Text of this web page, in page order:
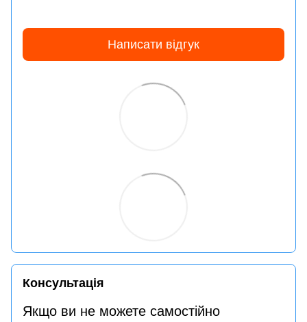
Написати відгук
Консультація
Якщо ви не можете самостійно